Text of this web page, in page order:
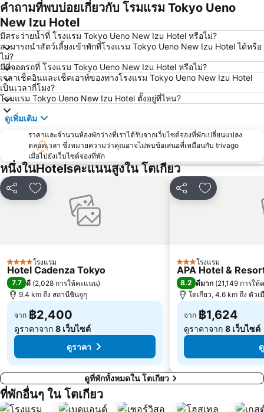
สถานีนิปโปริ
สถานีรปปงหงิ
Tokyo Disneyland
Nishi-Nippori Metro Station
Tokyo Metro Station
Omiya Station
Ginza Metro Station
Yokohama Station
สถานีโอชาโนมิซุ
Hatchōbori Metro Station
Akihabara Metro Station
Haneda Airport Terminal 1 Station
Inaricho Metro Station
โตเกียว บิ๊กไซท์
Kichijoji Station
Asakusa Metro Station
Sumida
โตเกียวโดมซิตี้
Hamamatsucho station
Shin Okubo Korean Town
เซนโจจิ
สถานีนิฮงบาชิ
Kinshicho Metro Station
Shimbashi Metro Station
คำถามที่พบบ่อยเกี่ยวกับ โรมแรม Tokyo Ueno
New Izu Hotel
มีสระว่ายน้ำที่ โรงแรม Tokyo Ueno New Izu Hotel หรือไม่?
สามารถนำสัตว์เลี้ยงเข้าพักที่โรงแรม Tokyo Ueno New Izu Hotel ได้หรือ
ไม่?
มีที่จอดรถที่ โรงแรม Tokyo Ueno New Izu Hotel หรือไม่?
เวลาเช็คอินและเช็คเอาท์ของทางโรงแรม Tokyo Ueno New Izu Hotel
เป็นเวลากี่โมง?
โรมแรม Tokyo Ueno New Izu Hotel ตั้งอยู่ที่ไหน?
ดูเพิ่มเติม
ราคาและจำนวนห้องพักว่างที่เราได้รับจากเว็บไซต์จองที่พักเปลี่ยนแปลง
ตลอดเวลา ซึ่งหมายความว่าคุณอาจไม่พบข้อเสนอที่เหมือนกับ trivago
เมื่อไปยังเว็บไซต์จองที่พัก
หนึ่งในHotelsคะแนนสูงใน โตเกียว
แชร์ เพิ่มในรายการโปรด
4 ดาว โรงแรม
Hotel Cadenza Tokyo
7.7 ดี (2,028 การให้คะแนน)
9.4 km ถึง สถานีชินจูกุ
จาก ฿2,400
ดูราคาจาก 8 เว็บไซต์
ดูราคา
แชร์ เพิ่มในรายกา
3 ดาวโรงแรม
APA Hotel &
8.2 ดีมาก (21,149 การให้
โตเกียว, 4.6 km ถึง ตัวเ
จาก ฿1,624
ดูราคาจาก 8 เว็บไซต์
ดูที่พักทั้งหมดใน โตเกียว
ที่พักอื่นๆ ใน โตเกียว